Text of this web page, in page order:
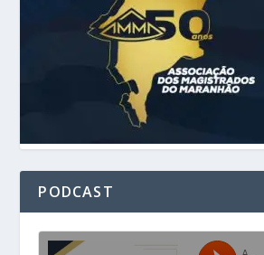
PODCAST